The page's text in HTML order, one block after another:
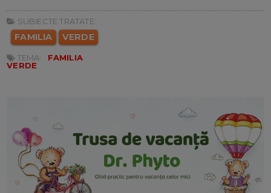
SUBIECTE TRATATE:
FAMILIA VERDE
TEMA:
FAMILIA
VERDE